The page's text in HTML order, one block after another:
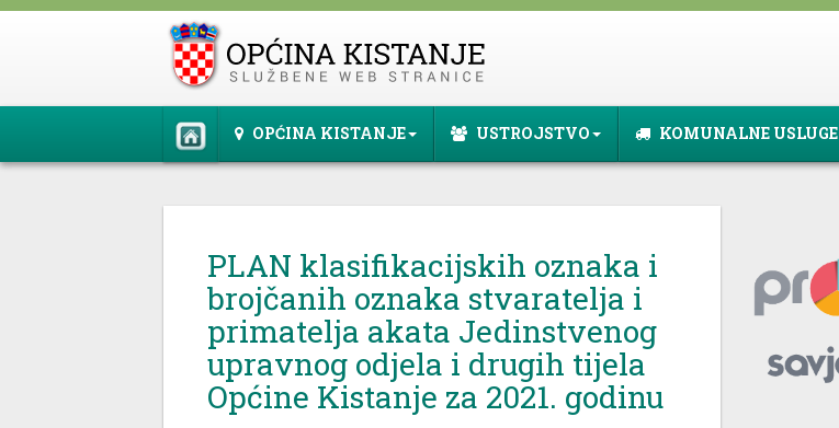
OPĆINA KISTANJE USTROJSTVO KOMUNALNE USLUGE
PLAN klasifikacijskih oznaka i
brojčanih oznaka stvaratelja i
primatelja akata Jedinstvenog
upravnog odjela i drugih tijela
Općine Kistanje za 2021. godinu